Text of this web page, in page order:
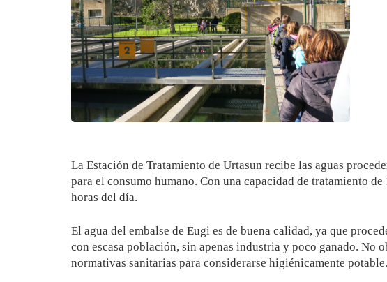
La Estación de Tratamiento de Urtasun recibe las aguas
para el consumo humano. Con una capacidad de tratamiento
horas del día.
El agua del embalse de Eugi es de buena calidad, ya que
con escasa población, sin apenas industria y poco ganado. No
normativas sanitarias para considerarse higiénicamente potable.